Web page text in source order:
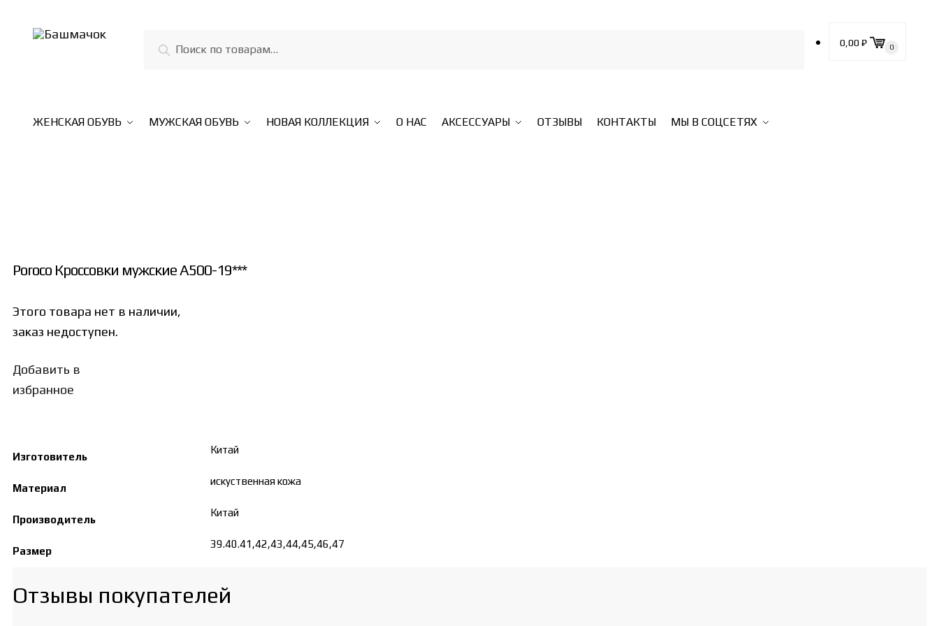
Поиск 0,00 ₽ 0
ЖЕНСКАЯ ОБУВЬ МУЖСКАЯ ОБУВЬ НОВАЯ КОЛЛЕКЦИЯ О НАС АКСЕССУАРЫ ОТЗЫВЫ КОНТАКТЫ МЫ В СОЦСЕТЯХ
Poroco Кроссовки мужские А500-19***
Этого товара нет в наличии,
заказ недоступен.
Добавить в
избранное
Изготовитель
Китай
Материал
искуственная кожа
Производитель
Китай
Размер
39.40.41,42,43,44,45,46,47
Отзывы покупателей​